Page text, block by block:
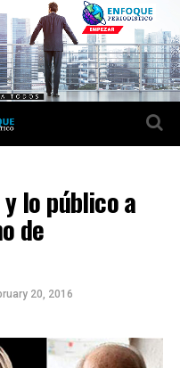
lo público a
de
20, 2016